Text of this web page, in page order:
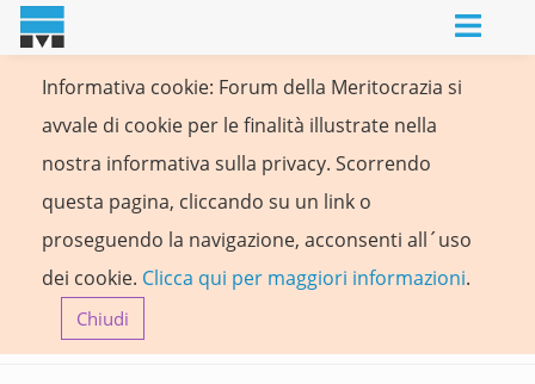
Informativa cookie: Forum della Meritocrazia si
avvale di cookie per le finalità illustrate nella
nostra informativa sulla privacy. Scorrendo
questa pagina, cliccando su un link o
proseguendo la navigazione, acconsenti all´uso
dei cookie. Clicca qui per maggiori informazioni.
Chiudi